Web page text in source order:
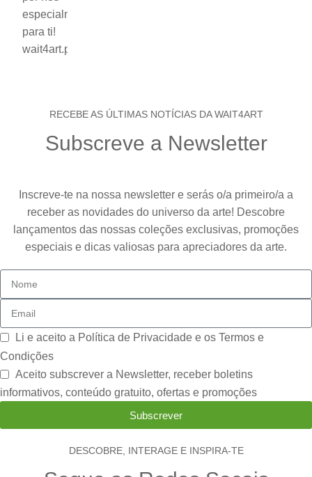
RECEBE AS ÚLTIMAS NOTÍCIAS DA WAIT4ART
Subscreve a Newsletter
Inscreve-te na nossa newsletter e serás o/a primeiro/a a
receber as novidades do universo da arte! Descobre
lançamentos das nossas coleções exclusivas, promoções
especiais e dicas valiosas para apreciadores da arte.
Li e aceito a Política de Privacidade e os Termos e
Condições
Aceito subscrever a Newsletter, receber boletins
informativos, conteúdo gratuito, ofertas e promoções
Subscrever
DESCOBRE, INTERAGE E INSPIRA-TE